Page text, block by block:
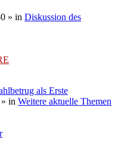
» in Diskussion des
als Erste
» in Weitere aktuelle Themen